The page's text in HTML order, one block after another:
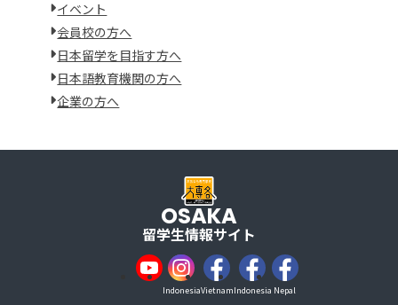
イベント
会員校の方へ
日本留学を目指す方へ
日本語教育機関の方へ
企業の方へ
OSAKA
留学生情報サイト
IndonesiaVietnamIndonesia Nepal